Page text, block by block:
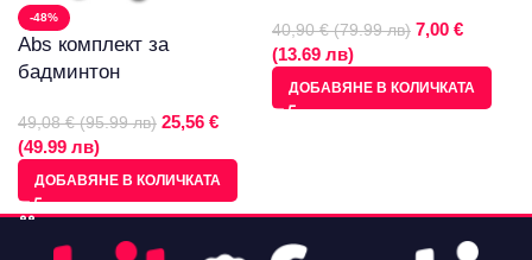
-48%
Abs комплект за
бадминтон
49,08 € (95.99 лв) 25,56 €
(49.99 лв)
ДОБАВЯНЕ В КОЛИЧКАТА
40,90 € (79.99 лв) 7,00 €
(13.69 лв)
ДОБАВЯНЕ В КОЛИЧКАТА